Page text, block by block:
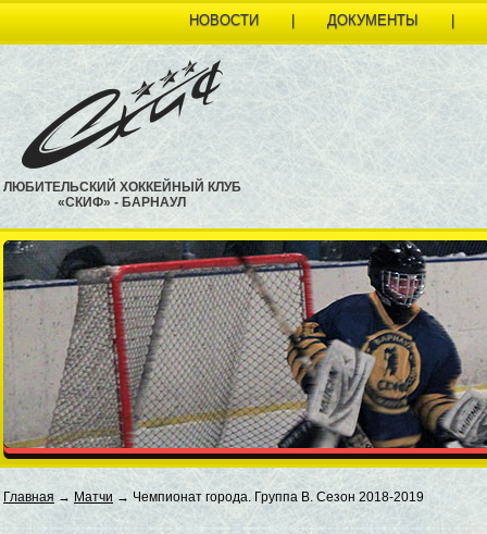
НОВОСТИ | ДОКУМЕНТЫ |
ЛЮБИТЕЛЬСКИЙ ХОККЕЙНЫЙ КЛУБ
«СКИФ» - БАРНАУЛ
Главная → Матчи → Чемпионат города. Группа B. Сезон 2018-2019